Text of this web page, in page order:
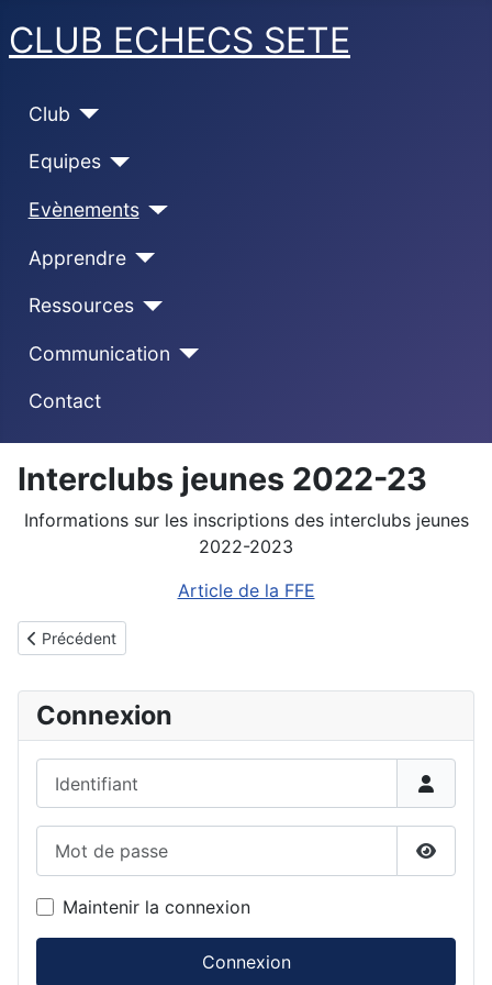
CLUB ECHECS SETE
Club
Equipes
Evènements
Apprendre
Ressources
Communication
Contact
Interclubs jeunes 2022-23
Informations sur les inscriptions des interclubs jeunes
2022-2023
Article de la FFE
Détails
Article précédent : Régional Jeunes 2026
Précédent
Connexion
Maintenir la connexion
Connexion